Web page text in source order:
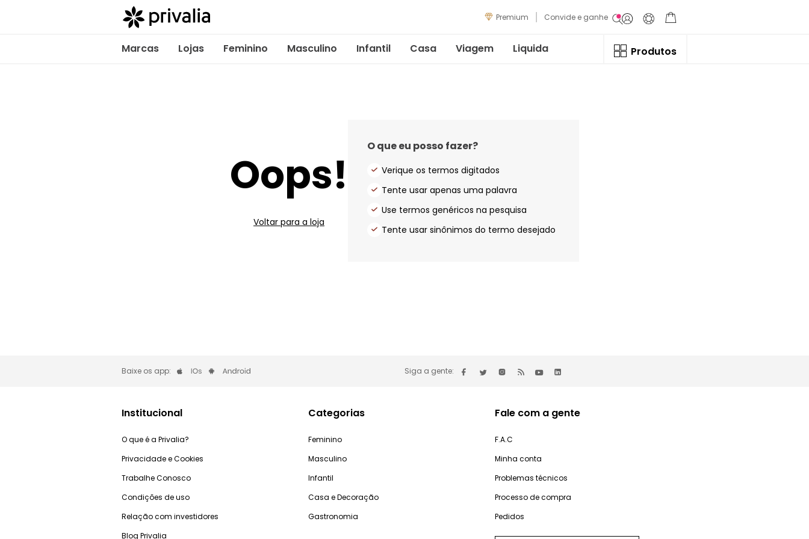
Premium Convide e ganhe
Marcas Lojas Feminino Masculino Infantil Casa Viagem Liquida Produtos
Oops!
Voltar para a loja
O que eu posso fazer?
Verique os termos digitados
Tente usar apenas uma palavra
Use termos genéricos na pesquisa
Tente usar sinônimos do termo desejado
Baixe os app: Siga a gente:
Institucional
O que é a Privalia?
Privacidade e Cookies
Trabalhe Conosco
Condições de uso
Relação com investidores
Blog Privalia
Categorias
Feminino
Masculino
Infantil
Casa e Decoração
Gastronomia
Fale com a gente
F.A.C
Minha conta
Problemas técnicos
Processo de compra
Pedidos